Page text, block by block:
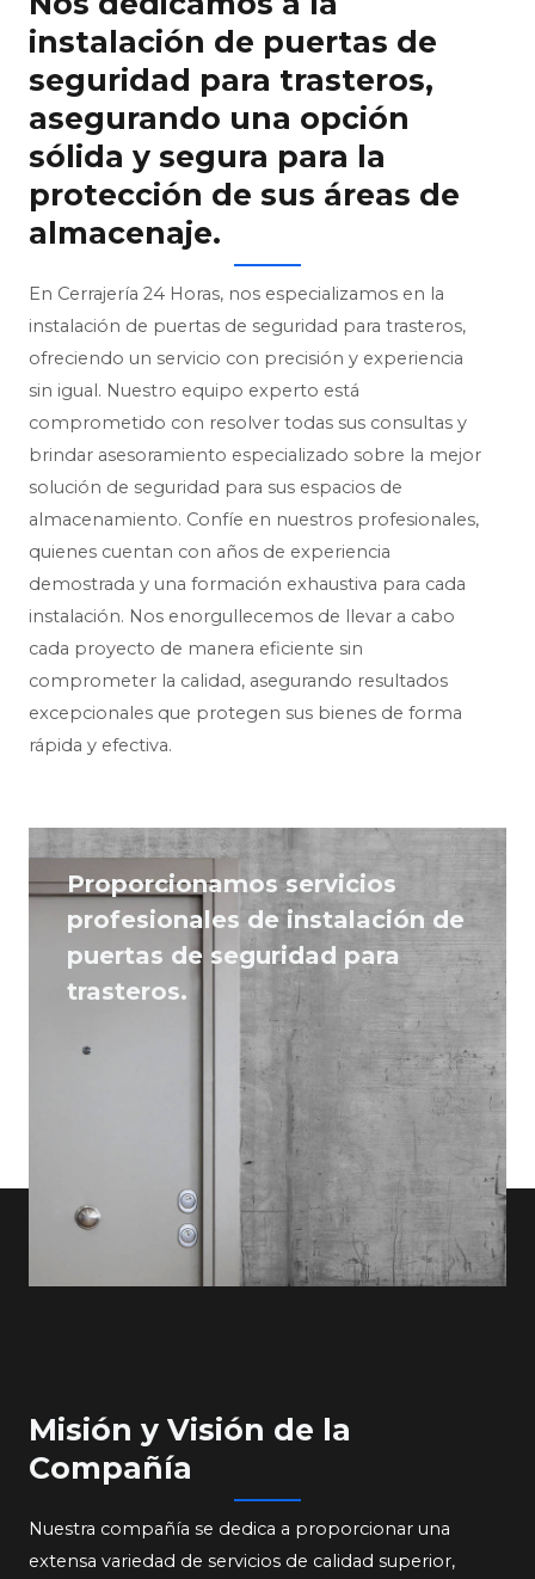
instalación de puertas de
seguridad para trasteros,
asegurando una opción
sólida y segura para la
protección de sus áreas de
almacenaje.
En Cerrajería 24 Horas, nos especializamos en la
instalación de puertas de seguridad para trasteros,
ofreciendo un servicio con precisión y experiencia
sin igual. Nuestro equipo experto está
comprometido con resolver todas sus consultas y
brindar asesoramiento especializado sobre la mejor
solución de seguridad para sus espacios de
almacenamiento. Confíe en nuestros profesionales,
quienes cuentan con años de experiencia
demostrada y una formación exhaustiva para cada
instalación. Nos enorgullecemos de llevar a cabo
cada proyecto de manera eficiente sin
comprometer la calidad, asegurando resultados
excepcionales que protegen sus bienes de forma
rápida y efectiva.
Proporcionamos servicios
profesionales de instalación de
puertas de seguridad para
trasteros.
Misión y Visión de la
Compañía​​​​​​​
Nuestra compañía se dedica a proporcionar una
extensa variedad de servicios de calidad superior,